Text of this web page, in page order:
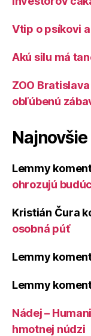
Vtip o psíkovi
Akú silu má
ZOO
obľúbenú
Lemmy
ohrozujú
Kristián Čura
osobná púť
Lemmy
Lemmy
Nádej –
hmotnej núdzi